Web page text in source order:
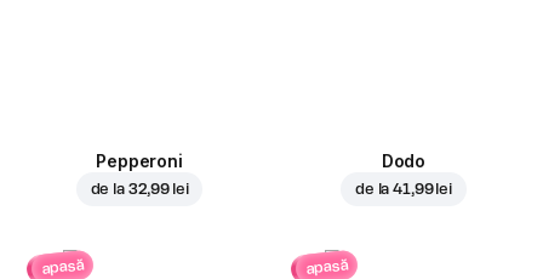
Pepperoni
de la 32,99 lei
Dodo
de la41,99 lei
apasă apasă